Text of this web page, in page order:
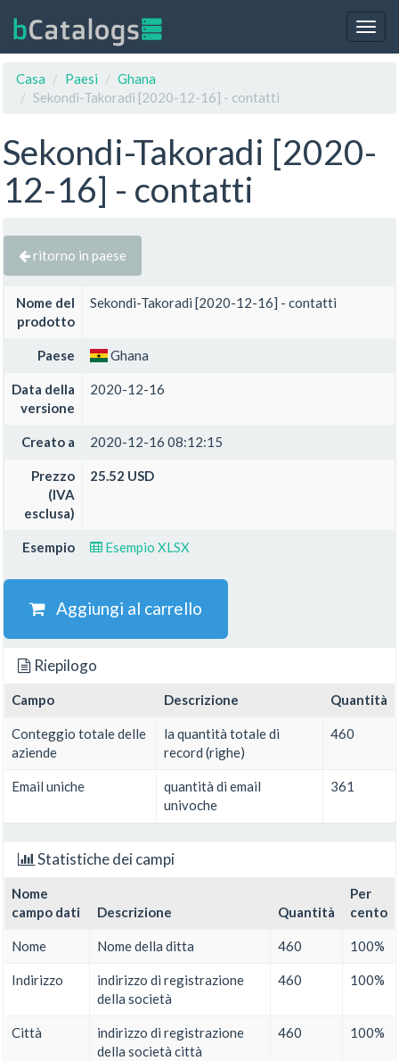
Casa
Paesi
Ghana
Sekondi-Takoradi [2020-12-16] - contatti
Sekondi-Takoradi [2020-
12-16] - contatti
ritorno in paese
Nome del
prodotto
Sekondi-Takoradi [2020-12-16] - contatti
Paese Ghana
Data della
versione
2020-12-16
Creato a 2020-12-16 08:12:15
Prezzo
(IVA
esclusa)
25.52 USD
Esempio Esempio XLSX
Aggiungi al carrello
Riepilogo
Campo Descrizione Quantità
Conteggio totale delle
aziende
la quantità totale di
record (righe)
460
Email uniche
quantità di email
univoche
361
Statistiche dei campi
Nome
campo dati
Descrizione Quantità
Per
cento
Nome Nome della ditta 460 100%
Indirizzo
indirizzo di registrazione
della società
460 100%
Città
indirizzo di registrazione
della società città
460 100%